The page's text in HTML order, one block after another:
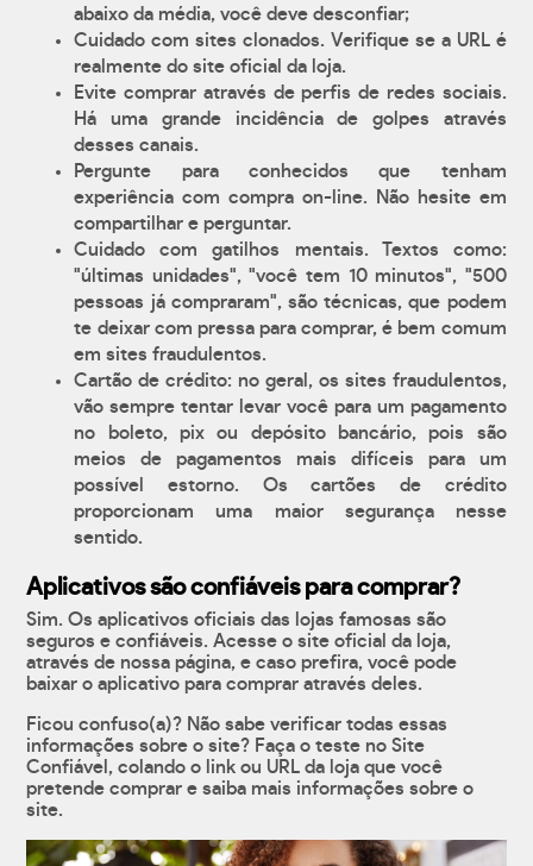
abaixo da média, você deve desconfiar;
Cuidado com sites clonados. Verifique se a URL é
realmente do site oficial da loja.
Evite comprar através de perfis de redes sociais.
Há uma grande incidência de golpes através
desses canais.
Pergunte para conhecidos que tenham
experiência com compra on-line. Não hesite em
compartilhar e perguntar.
Cuidado com gatilhos mentais. Textos como:
"últimas unidades", "você tem 10 minutos", "500
pessoas já compraram", são técnicas, que podem
te deixar com pressa para comprar, é bem comum
em sites fraudulentos.
Cartão de crédito: no geral, os sites fraudulentos,
vão sempre tentar levar você para um pagamento
no boleto, pix ou depósito bancário, pois são
meios de pagamentos mais difíceis para um
possível estorno. Os cartões de crédito
proporcionam uma maior segurança nesse
sentido.
Aplicativos são confiáveis para comprar?
Sim. Os aplicativos oficiais das lojas famosas são
seguros e confiáveis. Acesse o site oficial da loja,
através de nossa página, e caso prefira, você pode
baixar o aplicativo para comprar através deles.
Ficou confuso(a)? Não sabe verificar todas essas
informações sobre o site? Faça o teste no Site
Confiável, colando o link ou URL da loja que você
pretende comprar e saiba mais informações sobre o
site.